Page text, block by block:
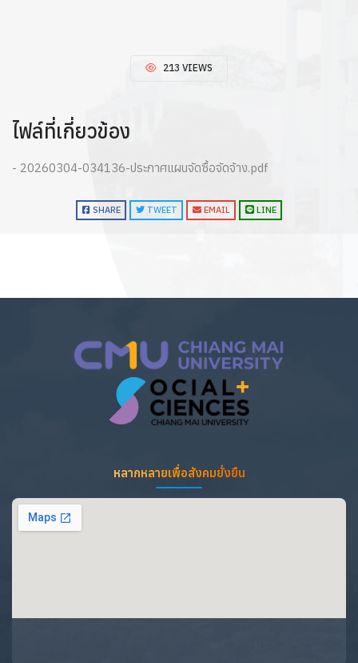
213 VIEWS
ไฟล์ที่เกี่ยวข้อง
- 20260304-034136-ประกาศแผนจัดซื้อจัดจ้าง.pdf
SHARE TWEET EMAIL LINE
หลากหลายเพื่อสังคมยั่งยืน